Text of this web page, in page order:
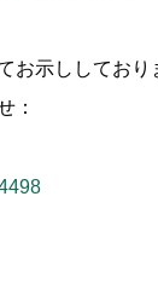
お示ししてお
：